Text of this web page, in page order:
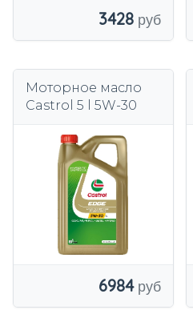
3428
Моторное масло
Castrol 5 l 5W-30
6984